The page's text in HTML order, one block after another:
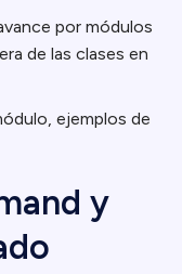
por módulos
de las clases en
ejemplos de
y